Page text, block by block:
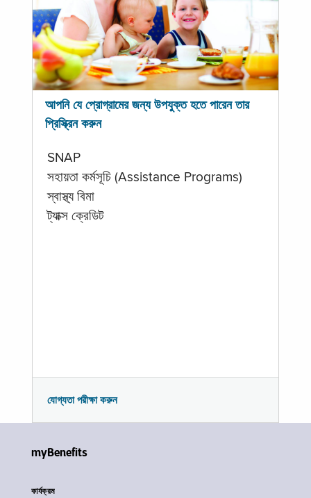
আপনি যে প্রোগ্রামের জন্য উপযুক্ত হতে পারেন তার
প্রিস্ক্রিন করুন
SNAP
সহায়তা কর্মসূচি (Assistance Programs)
স্বাস্থ্য বিমা
ট্যাক্স ক্রেডিট
যোগ্যতা পরীক্ষা করুন
myBenefits
কার্যক্রম